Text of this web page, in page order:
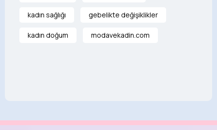
kadın sağlığı gebelikte değişiklikler
kadın doğum modavekadin.com